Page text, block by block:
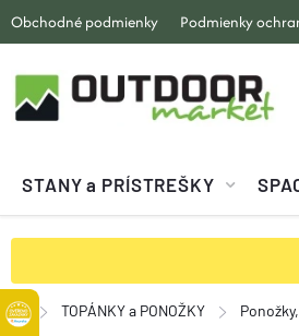
Prejsť
na
obsah
Obchodné podmienky Podmienky
STANY a PRÍSTREŠKY
Domov
TOPÁNKY a PONOŽKY